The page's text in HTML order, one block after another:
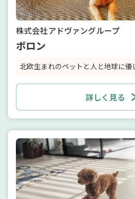
株式会社アドヴァングループ
ボロン
北欧生まれのペットと人と地球に優
詳しく見る